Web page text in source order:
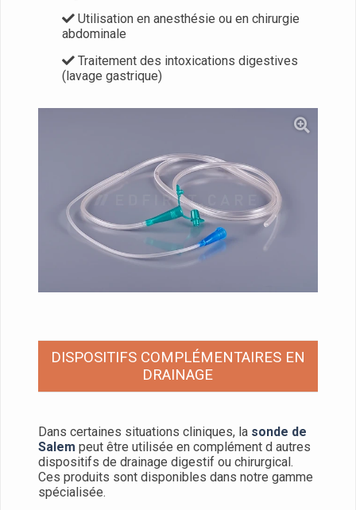
Utilisation en anesthésie ou en chirurgie
abdominale
Traitement des intoxications digestives
(lavage gastrique)
DISPOSITIFS COMPLÉMENTAIRES EN
DRAINAGE
Dans certaines situations cliniques, la sonde de
Salem peut être utilisée en complément d autres
dispositifs de drainage digestif ou chirurgical.
Ces produits sont disponibles dans notre gamme
spécialisée.